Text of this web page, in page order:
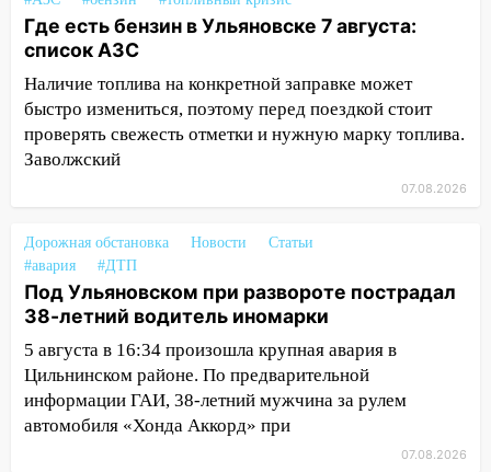
11:50
Заснул рядом с ребёнком и
случайно задушил его: суд вынес
приговор
11:38 В Ленинском районе пожар
полностью уничтожил дачный дом и
сарай
В Госдуме предложили отменить
11:25 В Ульяновске ИИ будет выявлять
нарушителей на контейнерных
площадках
11:20 Ульяновская шахматистка
Валерия Клейменова выиграла два
золота в составе сборной мира
11:16 В Ульяновске открыли памятную
доску декабристу Кондратию Рылееву
Где есть бензин в Ульяновске 7 августа:
список АЗС
Наличие топлива на конкретной заправке может
быстро измениться, поэтому перед поездкой стоит
проверять свежесть отметки и нужную марку топлива.
Заволжский
07.08.2026
Дорожная обстановка Новости
Статьи
#авария
#ДТП
Под Ульяновском при развороте пострадал
38-летний водитель иномарки
5 августа в 16:34 произошла крупная авария в
Цильнинском районе. По предварительной
информации ГАИ, 38-летний мужчина за рулем
автомобиля «Хонда Аккорд» при
07.08.2026